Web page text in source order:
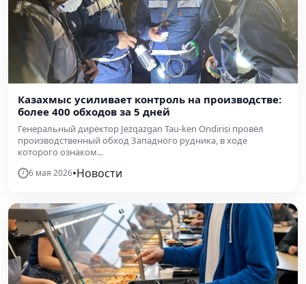
Казахмыс усиливает контроль на производстве:
более 400 обходов за 5 дней
Генеральный директор Jezqazgan Tau-ken Ondirisi провёл
производственный обход Западного рудника, в ходе
которого ознаком...
6 мая 2026•Новости